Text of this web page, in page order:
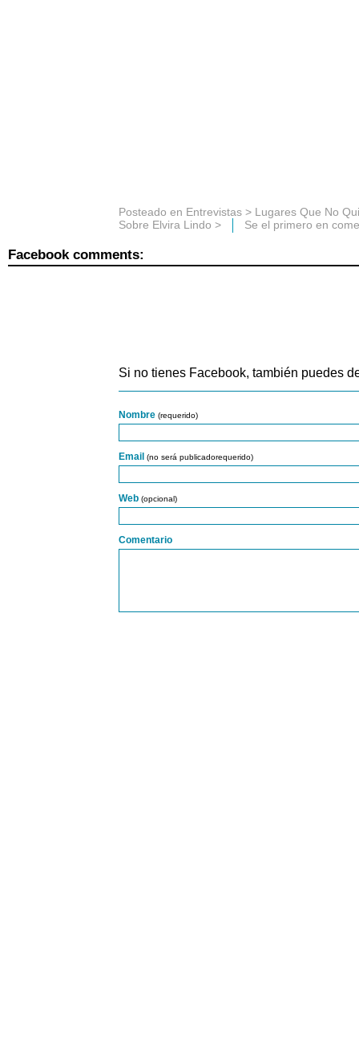
Posteado en Entrevistas > Lugares Que No
Sobre Elvira Lindo > Se el primero en
Facebook comments:
Si no tienes Facebook, también puedes
Nombre (requerido)
Email (no será publicadorequerido)
Web (opcional)
Comentario